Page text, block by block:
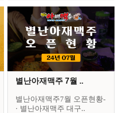
별난아재맥주 7월 ..
별난아재맥주7월 오픈현황-
· 별난아재맥주 대구..